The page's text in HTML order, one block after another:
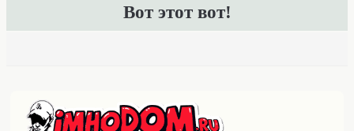
Вот этот вот!